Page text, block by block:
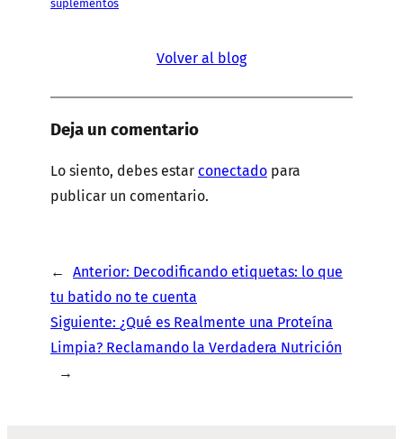
suplementos
Volver al blog
Deja un comentario
Lo siento, debes estar conectado para
publicar un comentario.
← Anterior: Decodificando etiquetas: lo que
tu batido no te cuenta
Siguiente: ¿Qué es Realmente una Proteína
Limpia? Reclamando la Verdadera Nutrición
→